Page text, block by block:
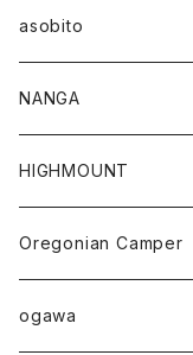
asobito
NANGA
HIGHMOUNT
Oregonian Camper
ogawa